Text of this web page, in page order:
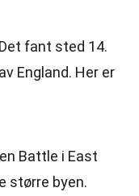
fant sted 14.
England. Her er
Battle i East
større byen.